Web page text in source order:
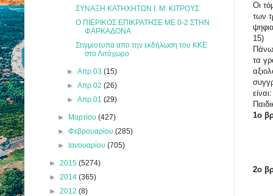
Οι
των
15)
Πάνω
τα
είναι:
1ο
2ο
ΣΥΝΑΞΗ ΚΑΤΗΧΗΤΩΝ Ι. Μ. ΚΙΤΡΟΥΣ
Ο ΠΙΕΡΙΚΟΣ ΕΠΙΚΡΑΤΗΣΕ ΜΕ 0-2 ΣΤΗΝ
ΦΑΡΚΑΔΟΝΑ
Στιγμιοτυπα απο την εκδήλωση του ΚΚΕ
στο Λιτόχωρο
► Απρ 03 (15)
► Απρ 02 (26)
► Απρ 01 (29)
► Μαρτίου(427)
►Φεβρουαρίου(285)
► Ιανουαρίου(705)
► 2015 (5274)
► 2014 (365)
► 2012 (8)